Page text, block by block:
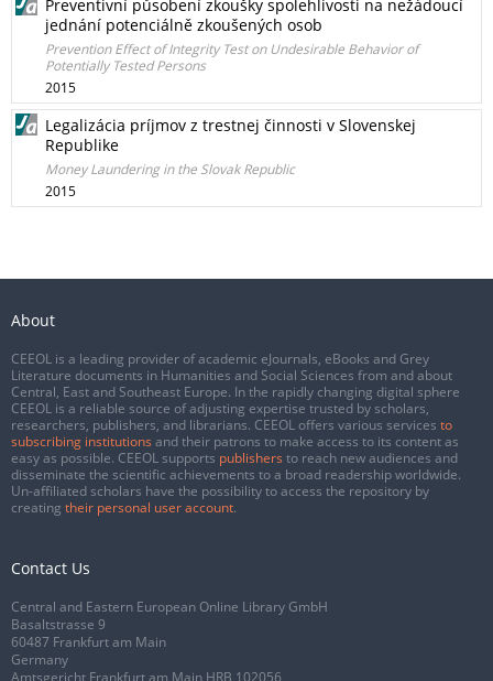
Preventivní působení zkoušky spolehlivosti na nežádoucí
jednání potenciálně zkoušených osob
Prevention Effect of Integrity Test on Undesirable Behavior of
Potentially Tested Persons
2015
Legalizácia príjmov z trestnej činnosti v Slovenskej
Republike
Money Laundering in the Slovak Republic
2015
About
CEEOL is a leading provider of academic eJournals, eBooks and Grey
Literature documents in Humanities and Social Sciences from and about
Central, East and Southeast Europe. In the rapidly changing digital sphere
CEEOL is a reliable source of adjusting expertise trusted by scholars,
researchers, publishers, and librarians. CEEOL offers various services to
subscribing institutions and their patrons to make access to its content as
easy as possible. CEEOL supports publishers to reach new audiences and
disseminate the scientific achievements to a broad readership worldwide.
Un-affiliated scholars have the possibility to access the repository by
creating their personal user account.
Contact Us
Central and Eastern European Online Library GmbH
Basaltstrasse 9
60487 Frankfurt am Main
Germany
Amtsgericht Frankfurt am Main HRB 102056